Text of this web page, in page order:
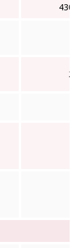
430
25 l